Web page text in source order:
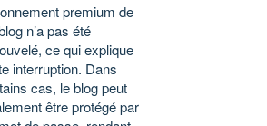
premium de
n’a pas été
ce qui explique
interruption. Dans
cas, le blog peut
être protégé par